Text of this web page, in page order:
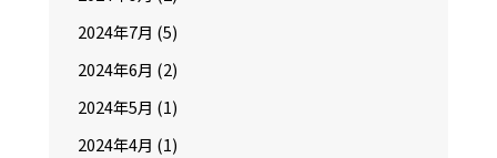
2024年7月 (5)
2024年6月 (2)
2024年5月 (1)
2024年4月 (1)